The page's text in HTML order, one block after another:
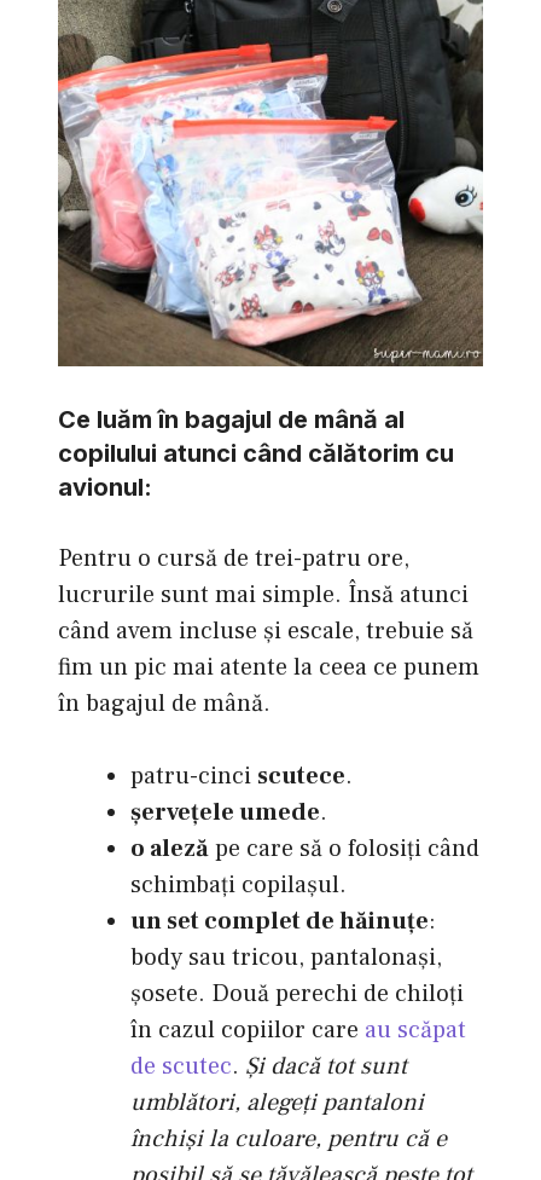
Ce luăm în bagajul de mână al
copilului atunci când călătorim cu
avionul:
Pentru o cursă de trei-patru ore,
lucrurile sunt mai simple. Însă atunci
când avem incluse şi escale, trebuie să
fim un pic mai atente la ceea ce punem
în bagajul de mână.
patru-cinci scutece.
şerveţele umede.
o alezăpe care să o folosiţi când
schimbaţi copilaşul.
un set complet de hăinuţe:
body sau tricou, pantalonaşi,
şosete. Două perechi de chiloţi
în cazul copiilor care au scăpat
de scutec. Şi dacă tot sunt
umblători, alegeţi pantaloni
închişi la culoare, pentru că e